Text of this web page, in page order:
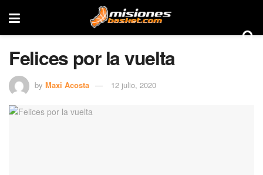
Felices por la vuelta
by Maxi Acosta 12 julio, 2020